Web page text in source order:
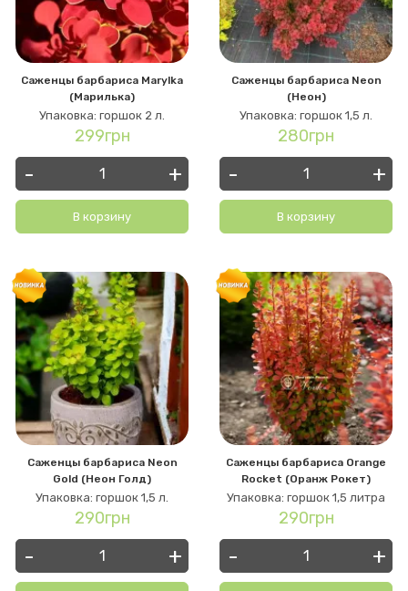
Саженцы барбариса Marylka
(Марилька)
Упаковка: горшок 2 л.
299грн
- +
В корзину
Саженцы барбариса Neon
(Неон)
Упаковка: горшок 1,5 л.
280грн
- +
В корзину
Саженцы барбариса Neon
Gold (Неон Голд)
Упаковка: горшок 1,5 л.
290грн
- +
Саженцы барбариса Orange
Rocket (Оранж Рокет)
Упаковка: горшок 1,5 литра
290грн
- +